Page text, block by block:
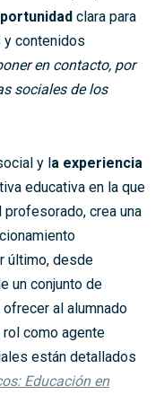
clara para
y contenidos
en contacto, por
sociales de los
y la experiencia
educativa en la que
crea una
último, desde
un conjunto de
al alumnado
como agente
están detallados
Educación en